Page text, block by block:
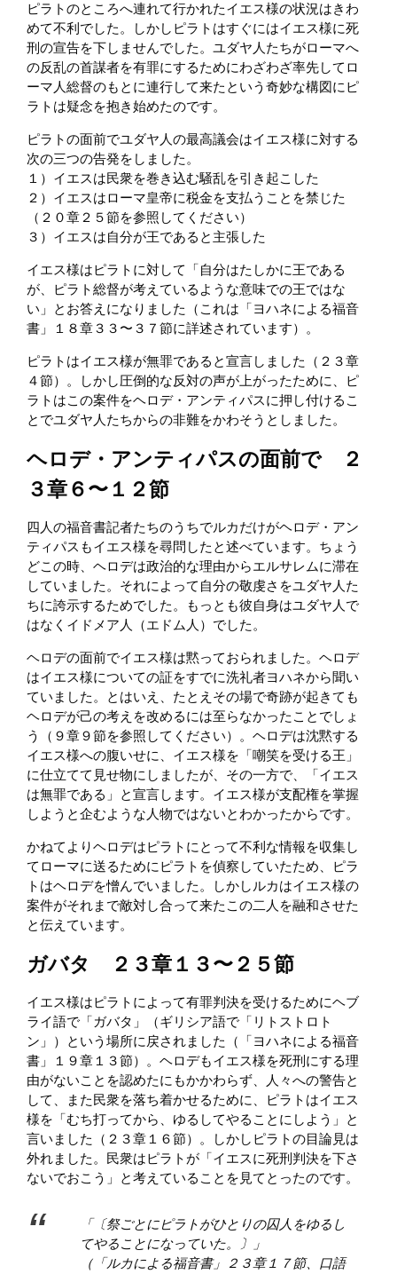
ピラトのところへ連れて行かれたイエス様の状況はきわ
めて不利でした。しかしピラトはすぐにはイエス様に死
刑の宣告を下しませんでした。ユダヤ人たちがローマへ
の反乱の首謀者を有罪にするためにわざわざ率先してロ
ーマ人総督のもとに連行して来たという奇妙な構図にピ
ラトは疑念を抱き始めたのです。
ピラトの面前でユダヤ人の最高議会はイエス様に対する
次の三つの告発をしました。
１）イエスは民衆を巻き込む騒乱を引き起こした
２）イエスはローマ皇帝に税金を支払うことを禁じた
（２０章２５節を参照してください）
３）イエスは自分が王であると主張した
イエス様はピラトに対して「自分はたしかに王である
が、ピラト総督が考えているような意味での王ではな
い」とお答えになりました（これは「ヨハネによる福音
書」１８章３３〜３７節に詳述されています）。
ピラトはイエス様が無罪であると宣言しました（２３章
４節）。しかし圧倒的な反対の声が上がったために、ピ
ラトはこの案件をヘロデ・アンティパスに押し付けるこ
とでユダヤ人たちからの非難をかわそうとしました。
ヘロデ・アンティパスの面前で ２
３章６〜１２節
四人の福音書記者たちのうちでルカだけがヘロデ・アン
ティパスもイエス様を尋問したと述べています。ちょう
どこの時、ヘロデは政治的な理由からエルサレムに滞在
していました。それによって自分の敬虔さをユダヤ人た
ちに誇示するためでした。もっとも彼自身はユダヤ人で
はなくイドメア人（エドム人）でした。
ヘロデの面前でイエス様は黙っておられました。ヘロデ
はイエス様についての証をすでに洗礼者ヨハネから聞い
ていました。とはいえ、たとえその場で奇跡が起きても
ヘロデが己の考えを改めるには至らなかったことでしょ
う（９章９節を参照してください）。ヘロデは沈黙する
イエス様への腹いせに、イエス様を「嘲笑を受ける王」
に仕立てて見せ物にしましたが、その一方で、「イエス
は無罪である」と宣言します。イエス様が支配権を掌握
しようと企むような人物ではないとわかったからです。
かねてよりヘロデはピラトにとって不利な情報を収集し
てローマに送るためにピラトを偵察していたため、ピラ
トはヘロデを憎んでいました。しかしルカはイエス様の
案件がそれまで敵対し合って来たこの二人を融和させた
と伝えています。
ガバタ ２３章１３〜２５節
イエス様はピラトによって有罪判決を受けるためにヘブ
ライ語で「ガバタ」（ギリシア語で「リトストロト
ン」）という場所に戻されました（「ヨハネによる福音
書」１９章１３節）。ヘロデもイエス様を死刑にする理
由がないことを認めたにもかかわらず、人々への警告と
して、また民衆を落ち着かせるために、ピラトはイエス
様を「むち打ってから、ゆるしてやることにしよう」と
言いました（２３章１６節）。しかしピラトの目論見は
外れました。民衆はピラトが「イエスに死刑判決を下さ
ないでおこう」と考えていることを見てとったのです。
「〔祭ごとにピラトがひとりの囚人をゆるし
てやることになっていた。〕」
（「ルカによる福音書」２３章１７節、口語